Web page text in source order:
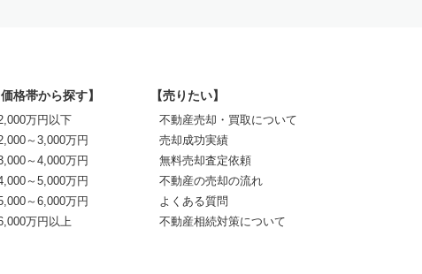
価格帯から探す】
万円以下
～3,000万円
～4,000万円
～5,000万円
～6,000万円
万円以上
【売りたい】
不動産売却・買取について
売却成功実績
無料売却査定依頼
不動産の売却の流れ
よくある質問
不動産相続対策について